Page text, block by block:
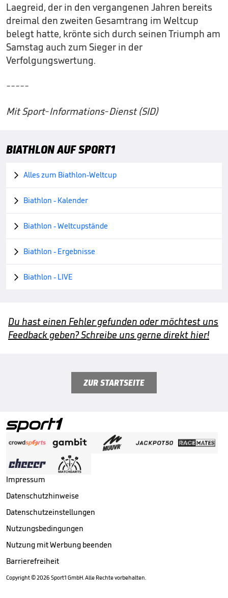
Laegreid, der in den vergangenen Jahren bereits
dreimal den zweiten Gesamtrang im Weltcup
belegt hatte, krönte sich durch seinen Triumph am
Samstag auch zum Sieger in der
Verfolgungswertung.
-----
Mit Sport-Informations-Dienst (SID)
BIATHLON AUF SPORT1
 Alles zum Biathlon-Weltcup
 Biathlon - Kalender
 Biathlon - Weltcupstände
 Biathlon - Ergebnisse
 Biathlon - LIVE
Du hast einen Fehler gefunden oder möchtest uns
Feedback geben? Schreibe uns gerne direkt hier!
ZUR STARTSEITE
Impressum
Datenschutzhinweise
Datenschutzeinstellungen
Nutzungsbedingungen
Nutzung mit Werbung beenden
Barrierefreiheit
Copyright ©2026 Sport1 GmbH. Alle Rechte vorbehalten.